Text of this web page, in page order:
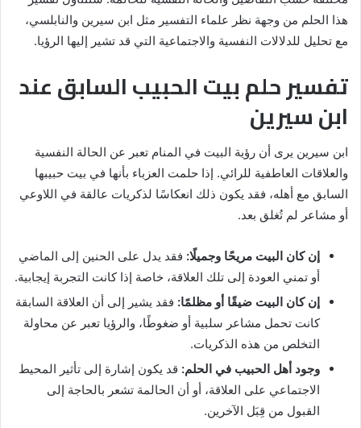
هذا الحلم من وجهة نظر علماء التفسير مثل ابن سيرين والنابلسي،
مع تحليل للدلالات النفسية والاجتماعية التي قد تشير إليها الرؤيا.
تفسير حلم بيت الحبيب السابق عند
ابن سيرين
ابن سيرين يرى أن رؤية البيت في المنام تعبر عن الحالة النفسية
والعلاقات العاطفية للرائي. إذا حلمت العزباء بأنها في بيت حبيبها
السابق مع أهله، فقد يكون ذلك انعكاسًا لذكريات عالقة في اللاوعي
أو مشاعر لم تُغلق بعد.
إن كان البيت مريحًا وجميلًا: فقد يدل على الحنين إلى الماضي
أو تمني العودة إلى تلك العلاقة، خاصة إذا كانت التجربة إيجابية.
إن كان البيت ضيقًا أو مظلمًا: فقد يشير إلى أن العلاقة السابقة
كانت تحمل مشاعر سلبية أو ضغوطًا، والرؤيا تعبر عن محاولة
التخلص من هذه الذكريات.
وجود أهل الحبيب في الحلم: قد يكون إشارة إلى تأثير المحيط
الاجتماعي على العلاقة، أو أن الحالمة تشعر بالحاجة إلى
القبول من قِبَل الآخرين.